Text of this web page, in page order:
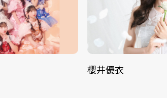
櫻井優衣